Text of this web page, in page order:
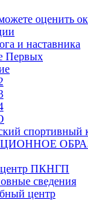
оценить
и наставника
Первых
ПКНГП
сведения
центр